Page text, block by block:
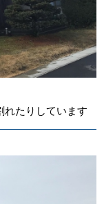
れたりしています